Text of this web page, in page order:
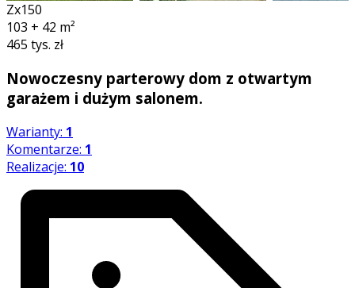
Zx150
103 + 42 m²
465 tys. zł
Nowoczesny parterowy dom z otwartym
garażem i dużym salonem.
Warianty: 1
Komentarze: 1
Realizacje: 10